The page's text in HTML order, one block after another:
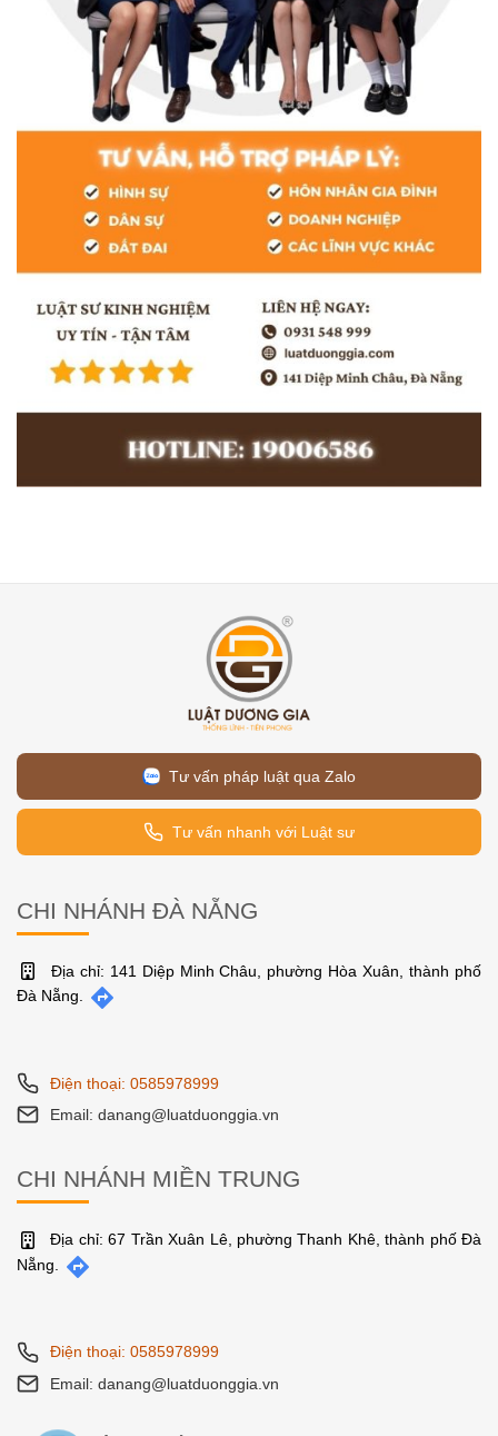
Tư vấn pháp luật qua Zalo
Tư vấn nhanh với Luật sư
CHI NHÁNH ĐÀ NẴNG
Địa chỉ: 141 Diệp Minh Châu, phường Hòa Xuân, thành phố
Đà Nẵng.
Điện thoại: 0585978999
Email: danang@luatduonggia.vn
CHI NHÁNH MIỀN TRUNG
Địa chỉ: 67 Trần Xuân Lê, phường Thanh Khê, thành phố Đà
Nẵng.
Điện thoại: 0585978999
Email: danang@luatduonggia.vn